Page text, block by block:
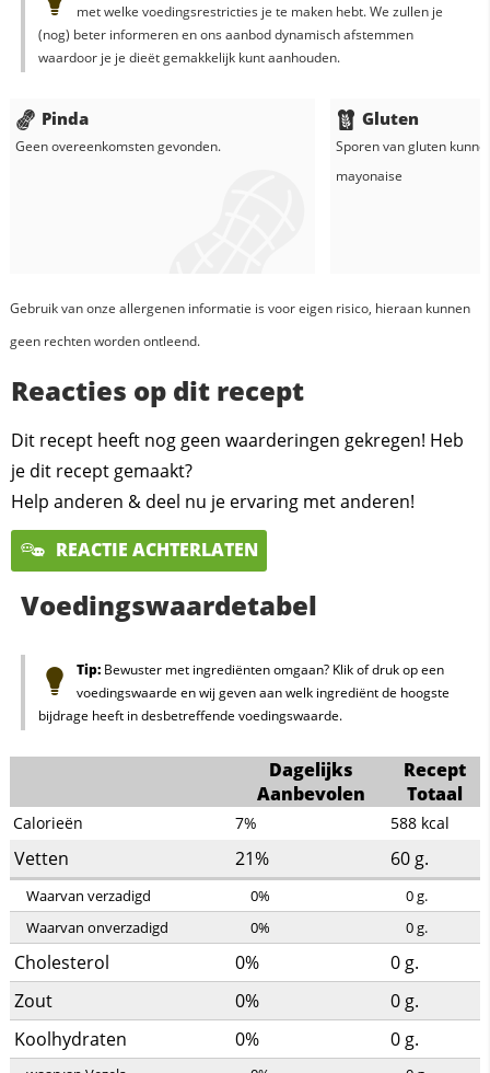
met welke voedingsrestricties je te maken hebt. We zullen je
(nog) beter informeren en ons aanbod dynamisch afstemmen
waardoor je je dieët gemakkelijk kunt aanhouden.
Pinda
Geen overeenkomsten gevonden.
Gluten
Sporen van gluten
mayonaise
Gebruik van onze allergenen informatie is voor eigen risico, hieraan kunnen
geen rechten worden ontleend.
Reacties op dit recept
Dit recept heeft nog geen waarderingen gekregen! Heb
je dit recept gemaakt?
Help anderen & deel nu je ervaring met anderen!
REACTIE ACHTERLATEN
Voedingswaardetabel
Tip:Bewuster met ingrediënten omgaan? Klik of druk op een
voedingswaarde en wij geven aan welk ingrediënt de hoogste
bijdrage heeft in desbetreffende voedingswaarde.
Dagelijks
Aanbevolen
Recept
Totaal
Calorieën 7% 588 kcal
Vetten 21% 60 g.
Waarvan verzadigd 0% 0g.
Waarvan onverzadigd
0% 0g.
Cholesterol 0% 0 g.
Zout
0% 0 g.
Koolhydraten
0% 0 g.